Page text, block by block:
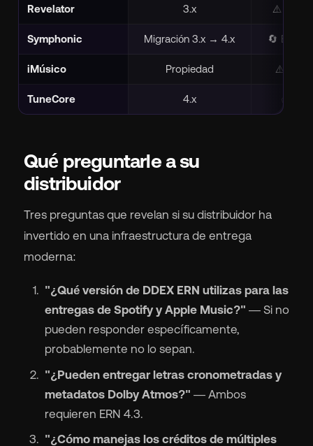
Revelator 3.x ⚠️
Symphonic Migración 3.x → 4.x 🔄 En
iMúsico Propiedad ⚠️ Sin
TuneCore 4.x
Qué preguntarle a su
distribuidor
Tres preguntas que revelan si su distribuidor ha
invertido en una infraestructura de entrega
moderna:
"¿Qué versión de DDEX ERN utilizas para las
entregas de Spotify y Apple Music?" — Si no
pueden responder específicamente,
probablemente no lo sepan.
"¿Pueden entregar letras cronometradas y
metadatos Dolby Atmos?" — Ambos
requieren ERN 4.3.
"¿Cómo manejas los créditos de múltiples